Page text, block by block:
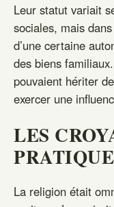
Leur statut variait
sociales, mais
d’une certaine
des biens
pouvaient hériter
exercer une
LES
La religion était